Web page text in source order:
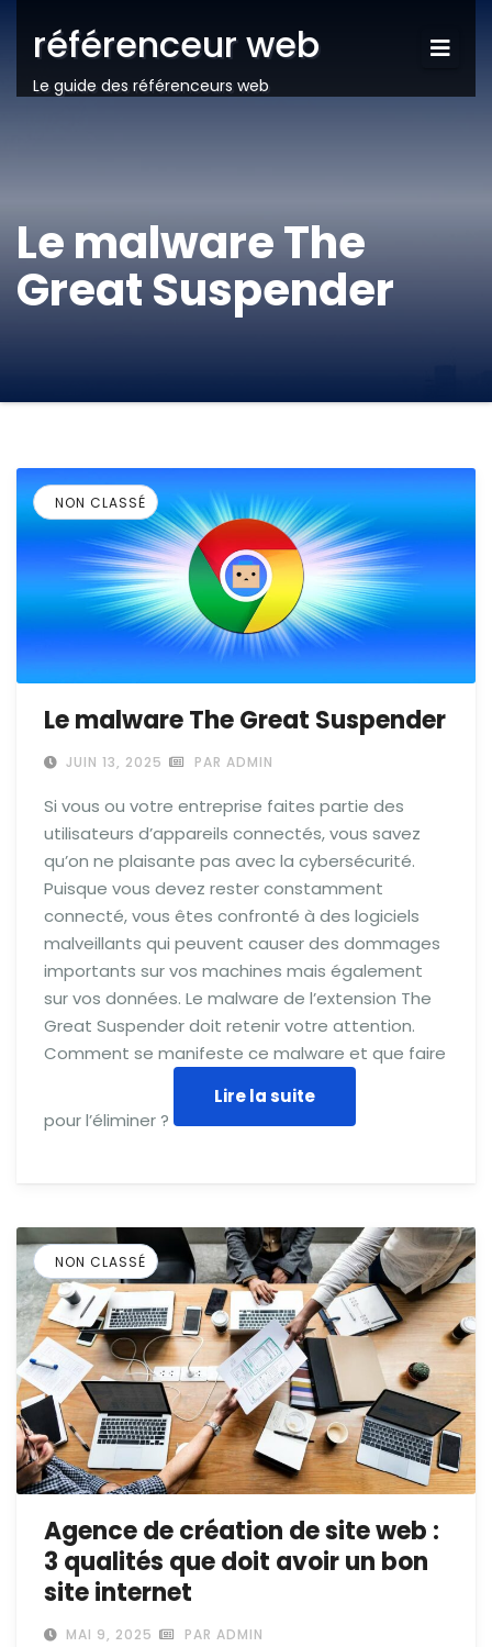
référenceur web
Le guide des référenceurs web
Le malware The
Great Suspender
NON CLASSÉ
Le malware The Great Suspender
JUIN 13, 2025 PAR ADMIN
Si vous ou votre entreprise faites partie des
utilisateurs d’appareils connectés, vous savez
qu’on ne plaisante pas avec la cybersécurité.
Puisque vous devez rester constamment
connecté, vous êtes confronté à des logiciels
malveillants qui peuvent causer des dommages
importants sur vos machines mais également
sur vos données. Le malware de l’extension The
Great Suspender doit retenir votre attention.
Comment se manifeste ce malware et que faire
pour l’éliminer ?
Lire la suite
NON CLASSÉ
Agence de création de site web :
3 qualités que doit avoir un bon
site internet
MAI 9, 2025 PAR ADMIN